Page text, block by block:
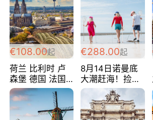
€108.00起
荷兰 比利时 卢
森堡 德国 法国
超爽玩遍西欧 循
环线 全程四星宾
馆 108欧/人/天
€288.00起
8月14日诺曼底
大潮赶海！捡海
鲜！轻轻松松海
边爽玩三日游
288欧/人